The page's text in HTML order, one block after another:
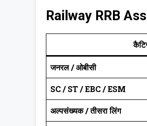
Railway RRB
जनरल / ओबीसी
SC / ST / EBC / ESM
अल्पसंख्यक / तीसरा लिंग